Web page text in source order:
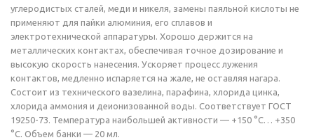
углеродистых сталей, меди и никеля, замены паяльной кислоты не
применяют для пайки алюминия, его сплавов и
электротехнической аппаратуры. Хорошо держится на
металлических контактах, обеспечивая точное дозирование и
высокую скорость нанесения. Ускоряет процесс лужения
контактов, медленно испаряется на жале, не оставляя нагара.
Состоит из технического вазелина, парафина, хлорида цинка,
хлорида аммония и деионизованной воды. Соответствует ГОСТ
19250-73. Температура наибольшей активности — +150 °С… +350
°С. Объем банки — 20 мл.